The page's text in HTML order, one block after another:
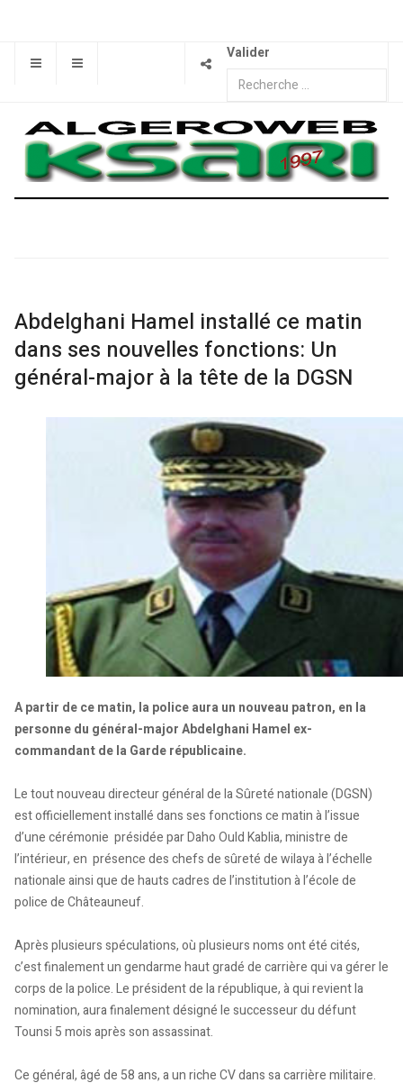
Valider
Abdelghani Hamel installé ce matin
dans ses nouvelles fonctions: Un
général-major à la tête de la DGSN
A partir de ce matin, la police aura un nouveau patron, en la
personne du général-major Abdelghani Hamel ex-
commandant de la Garde républicaine.
Le tout nouveau directeur général de la Sûreté nationale (DGSN)
est officiellement installé dans ses fonctions ce matin à l’issue
d’une cérémonie présidée par Daho Ould Kablia, ministre de
l’intérieur, en présence des chefs de sûreté de wilaya à l’échelle
nationale ainsi que de hauts cadres de l’institution à l’école de
police de Châteauneuf.
Après plusieurs spéculations, où plusieurs noms ont été cités,
c’est finalement un gendarme haut gradé de carrière qui va gérer le
corps de la police. Le président de la république, à qui revient la
nomination, aura finalement désigné le successeur du défunt
Tounsi 5 mois après son assassinat.
Ce général, âgé de 58 ans, a un riche CV dans sa carrière militaire.